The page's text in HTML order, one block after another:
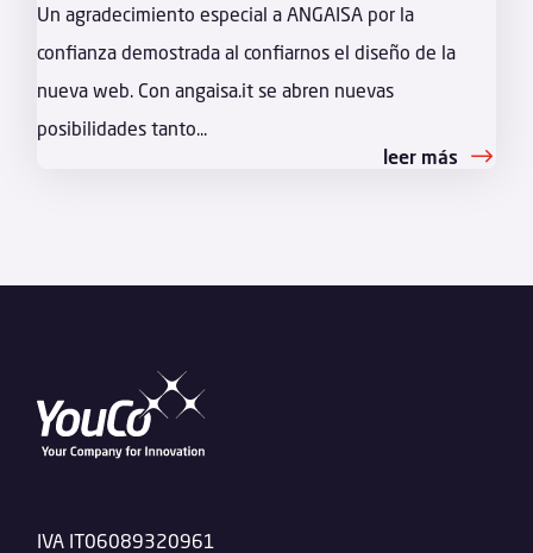
Un agradecimiento especial a ANGAISA por la
confianza demostrada al confiarnos el diseño de la
nueva web. Con angaisa.it se abren nuevas
posibilidades tanto...
leer más
IVA IT06089320961